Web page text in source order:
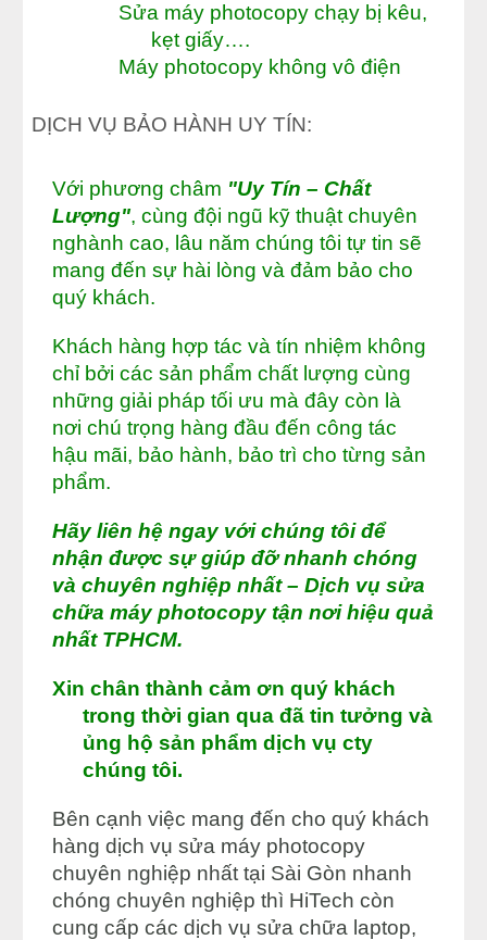
Sửa máy photocopy chạy bị kêu,
kẹt giấy….
Máy photocopy không vô điện
DỊCH VỤ BẢO HÀNH UY TÍN:
Với phương châm "Uy Tín – Chất
Lượng", cùng đội ngũ kỹ thuật chuyên
nghành cao, lâu năm chúng tôi tự tin sẽ
mang đến sự hài lòng và đảm bảo cho
quý khách.
Khách hàng hợp tác và tín nhiệm không
chỉ bởi các sản phẩm chất lượng cùng
những giải pháp tối ưu mà đây còn là
nơi chú trọng hàng đầu đến công tác
hậu mãi, bảo hành, bảo trì cho từng sản
phẩm.
Hãy liên hệ ngay với chúng tôi để
nhận được sự giúp đỡ nhanh chóng
và chuyên nghiệp nhất – Dịch vụ sửa
chữa máy photocopy tận nơi hiệu quả
nhất TPHCM.
Xin chân thành cảm ơn quý khách
trong thời gian qua đã tin tưởng và
ủng hộ sản phẩm dịch vụ cty
chúng tôi.
Bên cạnh việc mang đến cho quý khách
hàng dịch vụ sửa máy photocopy
chuyên nghiệp nhất tại Sài Gòn nhanh
chóng chuyên nghiệp thì HiTech còn
cung cấp các dịch vụ sửa chữa laptop,